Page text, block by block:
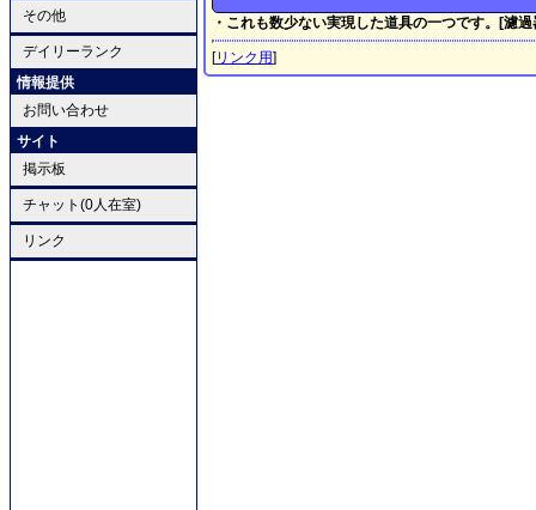
その他
デイリーランク
情報提供
お問い合わせ
サイト
掲示板
チャット(0人在室)
リンク
・これも数少ない実現した道具の一つです。[濾
[リンク用]